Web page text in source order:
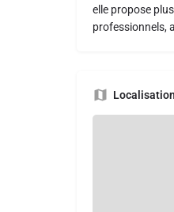
elle propose
professionnels,
Localisation